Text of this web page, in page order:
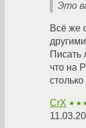
Это
Всё же
Писать
что на
CrX